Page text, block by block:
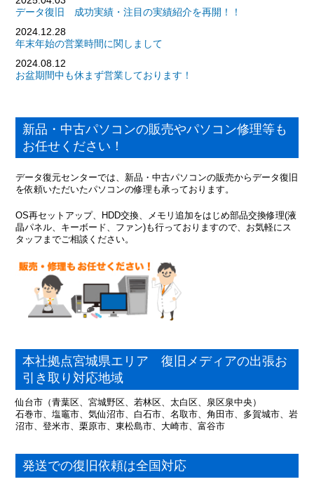
データ復旧 成功実績・注目の実績紹介を再開！！
2024.12.28
年末年始の営業時間に関しまして
2024.08.12
お盆期間中も休まず営業しております！
新品・中古パソコンの販売やパソコン修理等も
お任せください！
データ復元センターでは、新品・中古パソコンの販売からデータ復旧
を依頼いただいたパソコンの修理も承っております。
OS再セットアップ、HDD交換、メモリ追加をはじめ部品交換修理(液
晶パネル、キーボード、ファン)も行っておりますので、お気軽にス
タッフまでご相談ください。
本社拠点宮城県エリア 復旧メディアの出張お
引き取り対応地域
仙台市（青葉区、宮城野区、若林区、太白区、泉区泉中央）
石巻市、塩竈市、気仙沼市、白石市、名取市、角田市、多賀城市、岩
沼市、登米市、栗原市、東松島市、大崎市、富谷市
発送での復旧依頼は全国対応